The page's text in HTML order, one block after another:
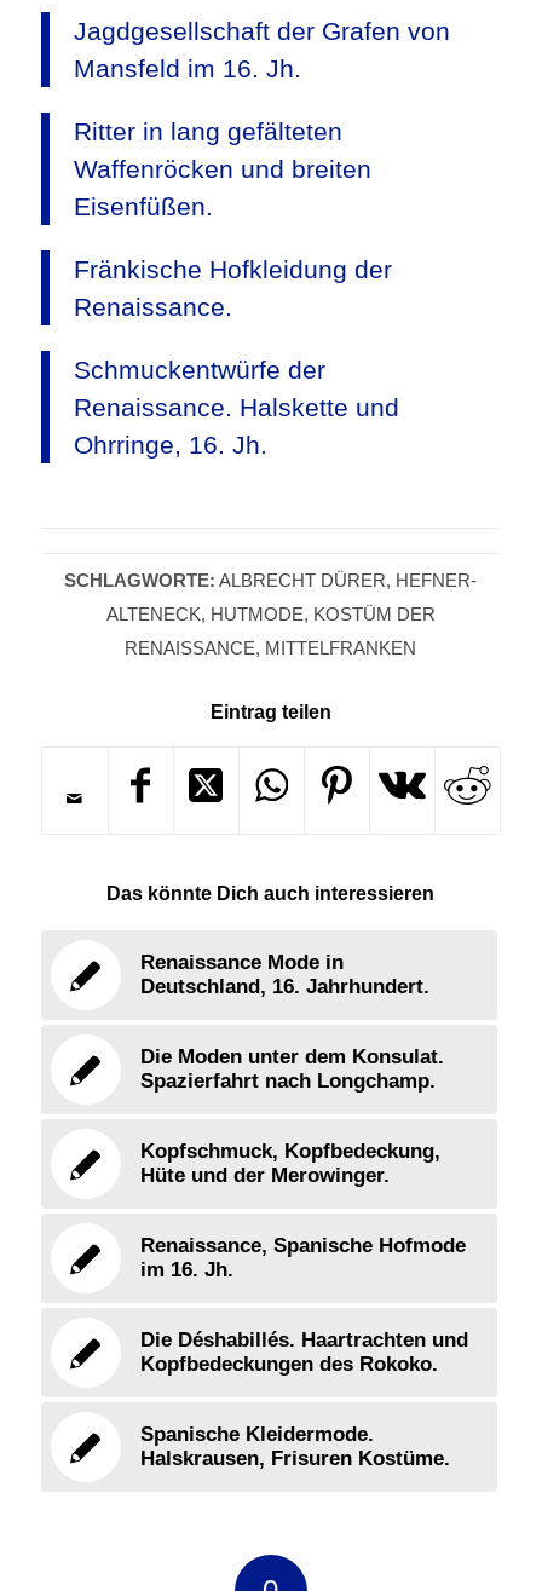
Jagdgesellschaft der Grafen von
Mansfeld im 16. Jh.
Ritter in lang gefälteten
Waffenröcken und breiten
Eisenfüßen.
Fränkische Hofkleidung der
Renaissance.
Schmuckentwürfe der
Renaissance. Halskette und
Ohrringe, 16. Jh.
SCHLAGWORTE: ALBRECHT DÜRER, HEFNER-
ALTENECK, HUTMODE, KOSTÜM DER
RENAISSANCE, MITTELFRANKEN
Eintrag teilen
Das könnte Dich auch interessieren
Renaissance Mode in
Deutschland, 16. Jahrhundert.
Die Moden unter dem Konsulat.
Spazierfahrt nach Longchamp.
Kopfschmuck, Kopfbedeckung,
Hüte und der Merowinger.
Renaissance, Spanische Hofmode
im 16. Jh.
Die Déshabillés. Haartrachten und
Kopfbedeckungen des Rokoko.
Spanische Kleidermode.
Halskrausen, Frisuren Kostüme.